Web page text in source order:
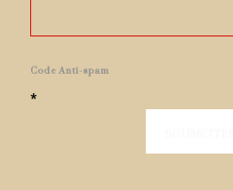
Code Anti-spam
*